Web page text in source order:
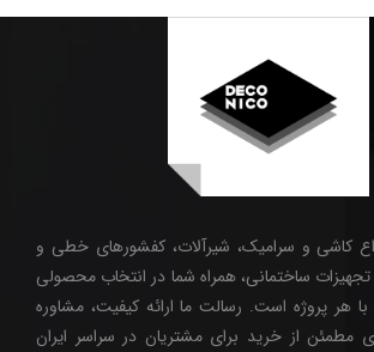
کاشی و سرامیک، شیرآلات، کفشورهای خطی و
ساختمانی، همراه شما در انتخاب محصولی
هر پروژه است. رسالت ما ارائه کیفیت، مشاوره
از خرید برای مشتریان در سراسر ایران